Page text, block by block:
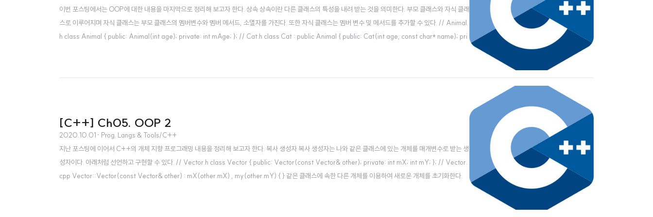
이번 포스팅에서는 OOP에 대한 내용을 마지막으로 정리해 보고자 한다. 상속 상속이란 다른 클래스의 특성을 내려 받는 것을 의미한다. 부모 클래스와 자식 클래
스로 이루어지며 자식 클래스는 부모 클래스의 멤버변수와 멤버 메서드, 소멸자를 가진다. 또한 자식 클래스는 멤버 변수 및 메서드를 추가할 수 있다. // Animal.
h class Animal { public: Animal(int age); private: int mAge; }; // Cat.h class Cat : public Animal { public: Cat(int age, const char* name); pri
[C++] Ch05. OOP 2
2020.10.01 · Prog. Langs & Tools/C++
지난 포스팅에 이어서 C++의 개체 지향 프로그래밍 내용을 정리해 보고자 한다. 복사 생성자 복사 생성자는 나와 같은 클래스에 있는 개체를 매개변수로 받는 생
성자이다. 아래처럼 선언하고 구현할 수 있다. // Vector.h class Vector { public: Vector(const Vector& other); private: int mX; int mY; }; // Vector.
cpp Vector::Vector(const Vector& other) : mX(other.mX) , my(other.mY) { } 같은 클래스에 속한 다른 개체를 이용하여 새로운 개체를 초기화한다.